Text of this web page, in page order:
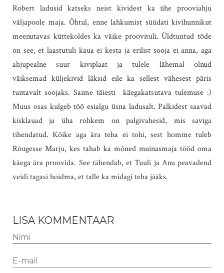
Robert ladusid katseks neist kividest ka ühe prooviahju
väljapoole maja. Õhtul, enne lahkumist süüdati kivihunnikut
meenutavas küttekoldes ka väike proovituli. Üldtuntud tõde
on see, et laastutuli kaua ei kesta ja erilist sooja ei anna, aga
ahjupealne suur kiviplaat ja tulele lähemal olnud
väiksemad küljekivid läksid eile ka sellest vähesest päris
tuntavalt soojaks. Saime täiesti käegakatsutava tulemuse :)
Muus osas kulgeb töö esialgu üsna ladusalt. Palkidest saavad
kisklauad ja üha rohkem on palgivahesid, mis saviga
tihendatud. Kõike aga ära teha ei tohi, sest homme tuleb
Rõugesse Marju, kes tahab ka mõned muinasmaja tööd oma
käega ära proovida. See tähendab, et Tuuli ja Anu peavadend
veidi tagasi hoidma, et talle ka midagi teha jääks.
LISA KOMMENTAAR